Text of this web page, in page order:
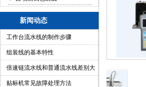
新闻动态
工作台流水线的制作步骤
组装线的基本特性
倍速链流水线和普通流水线差别大
吗？
贴标机常见故障处理方法